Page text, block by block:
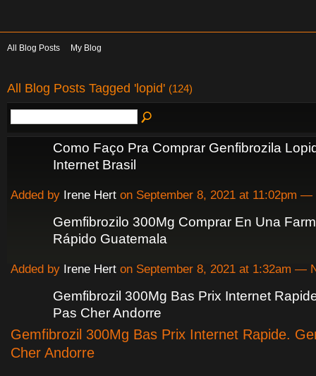
All Blog Posts My Blog
All Blog Posts Tagged 'lopid' (124)
Como Faço Pra Comprar Genfibrozila
Internet Brasil
Added by Irene Hert on September 8, 2021 at 11:02pm —
Gemfibrozilo 300Mg Comprar En Una
Rápido Guatemala
Added by Irene Hert on September 8, 2021 at 1:32am —
Gemfibrozil 300Mg Bas Prix Internet
Pas Cher Andorre
Gemfibrozil 300Mg Bas Prix Internet Rapide.
Cher Andorre